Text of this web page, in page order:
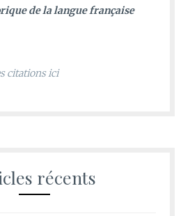
de la langue française
citations ici
récents